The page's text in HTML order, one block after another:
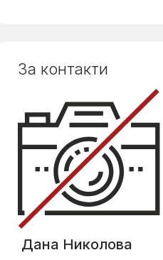
За контакти
Дана Николова